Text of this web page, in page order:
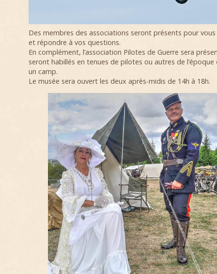
Des membres des associations seront présents pour
et répondre à vos questions.
En complément, l’association Pilotes de Guerre sera
seront habillés en tenues de pilotes ou autres de
un camp.
Le musée sera ouvert les deux après-midis de 14h à 18h.